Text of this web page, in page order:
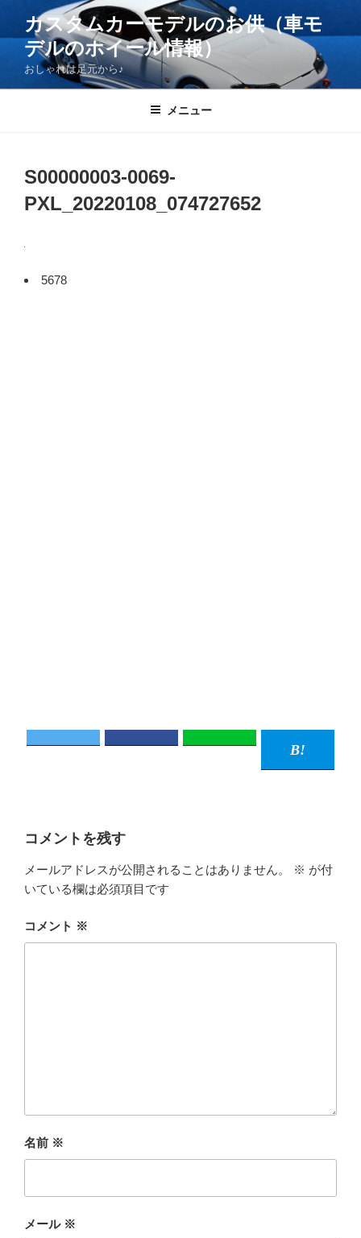
ツ
カスタムカーモデルのお供（車モ
デルのホイール情報）
おしゃれは足元から♪
メニュー
S00000003-0069-
PXL_20220108_074727652
5678
コメントを残す
メールアドレスが公開されることはありません。 ※ が付
いている欄は必須項目です
コメント ※
名前 ※
メール ※